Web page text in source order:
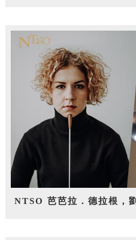
NTSO 芭芭拉．德拉根，